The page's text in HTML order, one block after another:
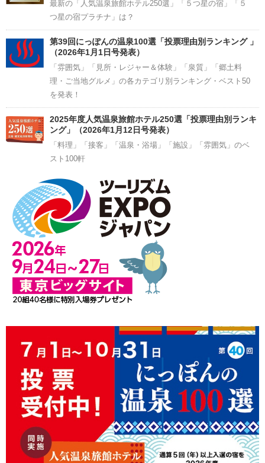
最新の「人気温泉旅館ホテル250選」「５つ星の宿」「５
つ星の宿プラチナ」は？
第39回にっぽんの温泉100選「投票理由別ランキング 」
（2026年1月1日号発表）
「雰囲気」「見所・レジャー＆体験」「泉質」「郷土料
理・ご当地グルメ」の各カテゴリ別ランキング・ベスト50
を発表！
2025年度人気温泉旅館ホテル250選「投票理由別ランキ
ング」（2026年1月12日号発表）
「料理」「接客」「温泉・浴場」「施設」「雰囲気」のベ
スト100軒